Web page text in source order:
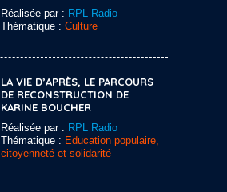
Réalisée par : RPL Radio
Thématique : Culture
LA VIE D’APRÈS, LE PARCOURS
DE RECONSTRUCTION DE
KARINE BOUCHER
Réalisée par : RPL Radio
Thématique : Education populaire,
citoyenneté et solidarité